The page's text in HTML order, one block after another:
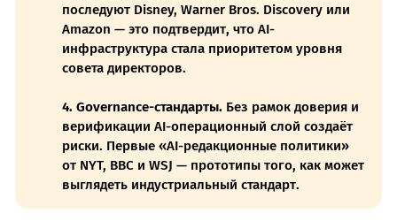
последуют Disney, Warner Bros. Discovery или
Amazon — это подтвердит, что AI-
инфраструктура стала приоритетом уровня
совета директоров.
4. Governance-стандарты. Без рамок доверия и
верификации AI-операционный слой создаёт
риски. Первые «AI-редакционные политики»
от NYT, BBC и WSJ — прототипы того, как может
выглядеть индустриальный стандарт.